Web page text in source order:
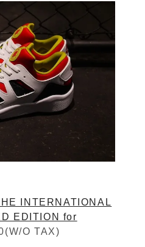
INTERNATIONAL
EDITION for
O TAX)